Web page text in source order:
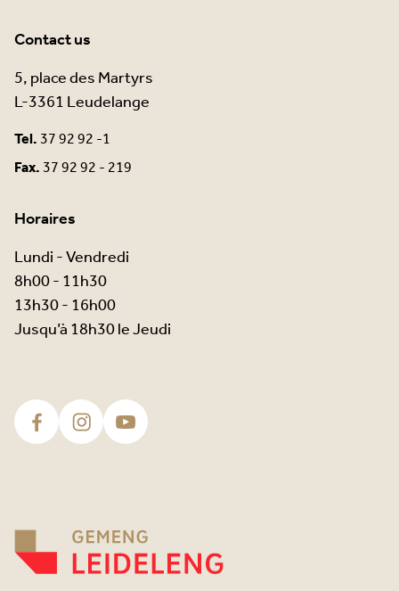
Contact us
5, place des Martyrs
L-3361 Leudelange
Tel.37 92 92 -1
Fax.37 92 92 - 219
Horaires
Lundi - Vendredi
8h00 - 11h30
13h30 - 16h00
Jusqu’à 18h30 le Jeudi